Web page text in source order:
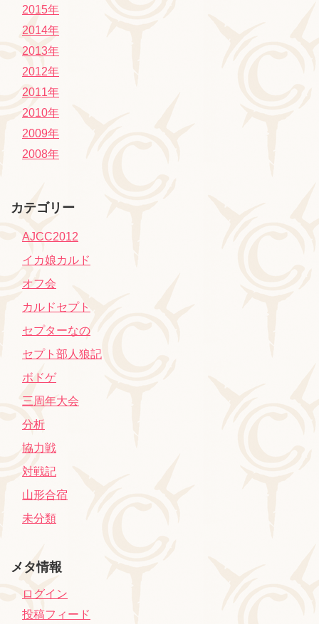
2015年
2014年
2013年
2012年
2011年
2010年
2009年
2008年
カテゴリー
AJCC2012
イカ娘カルド
オフ会
カルドセプト
セプターなの
セプト部人狼記
ボドゲ
三周年大会
分析
協力戦
対戦記
山形合宿
未分類
メタ情報
ログイン
投稿フィード